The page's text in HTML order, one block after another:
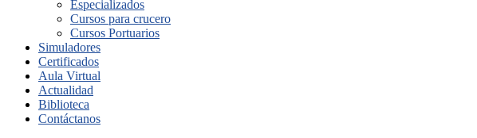
Especializados
Cursos para crucero
Cursos Portuarios
Simuladores
Certificados
Aula Virtual
Actualidad
Biblioteca
Contáctanos